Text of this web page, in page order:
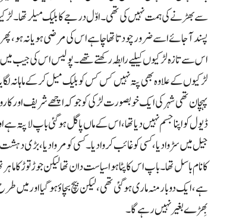
سے بھڑنے کی ہمت نہیں کی تھی۔اوّل درجے کابلیک میلر تھا۔ لڑکیوں
پسند آجائے اسے ضرور چودتا تھا چاہے اس کی مرضی ہو یا نہ ہو،
اس سے تازہ لڑکیوں کیلیے رابطہ رکھتے تھے۔پولیس اس کی جیب
لڑکیوں کے علاوہ بھی پتہ نہیں کس کس کوبلیک میل کر کے ماہانہ
پہچان تھی شہر کی ایک خوبصورت لڑکی کو جو کہ اچھے شریف اور
ڈیول کو اپنا جسم نہیں دیا تھا، اس کے ماں پاگل ہوگئی باپ لا
جیل میں سڑوا دیا،کسی کو غائب کروا دیا۔کسی کو مروا دیا،بڑی
کانام باسل تھا۔باپ اس کا پٹا ہو ا سیاست دان تھا لیکن جوڑ توڑ کا
ہے،ایک دو بار منہ ماری ہوگئی تھی، لیکن بیچ بچاؤ ہو گیا اور میں
بِھڑے بغیر نہیں رہے گا۔